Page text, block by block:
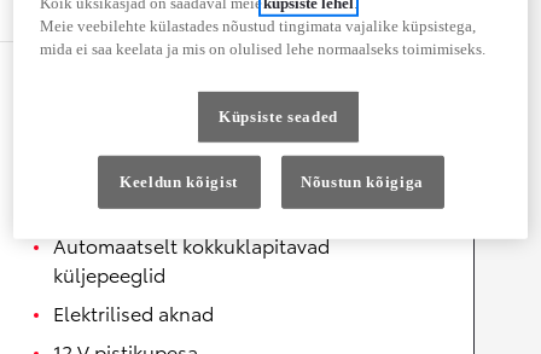
Varustus
Helisüsteemi juhtnupud roolil
Elektrilised küljepeeglid
Automaatselt kokkuklapitavad
küljepeeglid
Elektrilised aknad
Meie veebilehte külastades nõustud tingimata vajalike küpsistega,
mida ei saa keelata ja mis on olulised lehe normaalseks toimimiseks.
Küpsiste seaded
Keeldun kõigist Nõustun kõigiga